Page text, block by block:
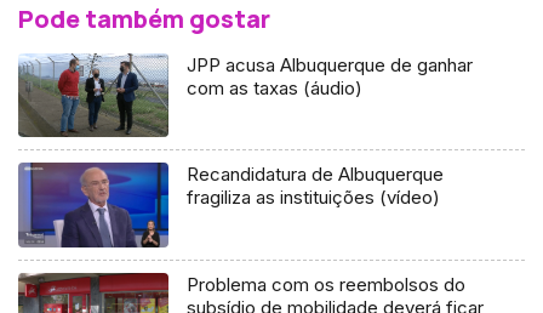
Pode também gostar
JPP acusa Albuquerque de ganhar
com as taxas (áudio)
Recandidatura de Albuquerque
fragiliza as instituições (vídeo)
Problema com os reembolsos do
subsídio de mobilidade deverá ficar